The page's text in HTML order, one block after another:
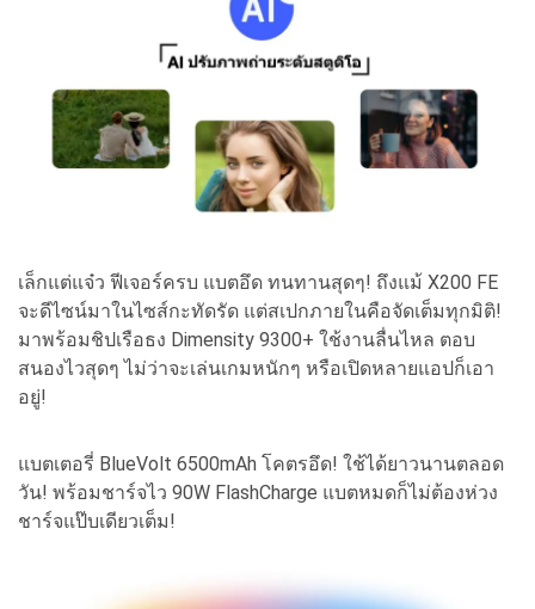
เล็กแต่แจ๋ว ฟีเจอร์ครบ แบตอึด ทนทานสุดๆ! ถึงแม้ X200 FE
จะดีไซน์มาในไซส์กะทัดรัด แต่สเปกภายในคือจัดเต็มทุกมิติ!
มาพร้อมชิปเรือธง Dimensity 9300+ ใช้งานลื่นไหล ตอบ
สนองไวสุดๆ ไม่ว่าจะเล่นเกมหนักๆ หรือเปิดหลายแอปก็เอา
อยู่!
แบตเตอรี่ BlueVolt 6500mAh โคตรอึด! ใช้ได้ยาวนานตลอด
วัน! พร้อมชาร์จไว 90W FlashCharge แบตหมดก็ไม่ต้องห่วง
ชาร์จแป๊บเดียวเต็ม!